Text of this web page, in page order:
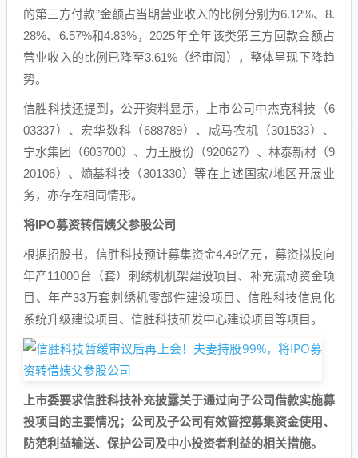
的第三方付款”金额占当期营业收入的比例分别为6.12%、8.
28%、6.57%和4.83%，2025年全年该类第三方回款金额占
营业收入的比例已降至3.61%（经审阅），整体呈现下降趋
势。
信胜科技还提到，公开资料显示，上市公司中杰克科技（6
03337）、宏华数科（688789）、威马农机（301533）、
宁水集团（603700）、力王股份（920627）、林泰新材（9
20106）、熵基科技（301330）等在上述国家/地区开展业
务，亦存在相同情形。
将IPO募资转借姨父参股公司
根据招股书，信胜科技预计募集资金4.49亿元，募资拟投向
年产11000台（套）刺绣机机架建设项目、补充流动资金项
目、年产33万套刺绣机零部件建设项目、信胜科技信息化
系统升级建设项目、信胜科技研发中心建设项目等项目。
上市委要求信胜科技补充披露关于通过向子公司借款实施募
投项目的主要情况；公司及子公司有效管控募集资金使用、
防范利益输送、保护公司及中小投资者利益的相关措施。